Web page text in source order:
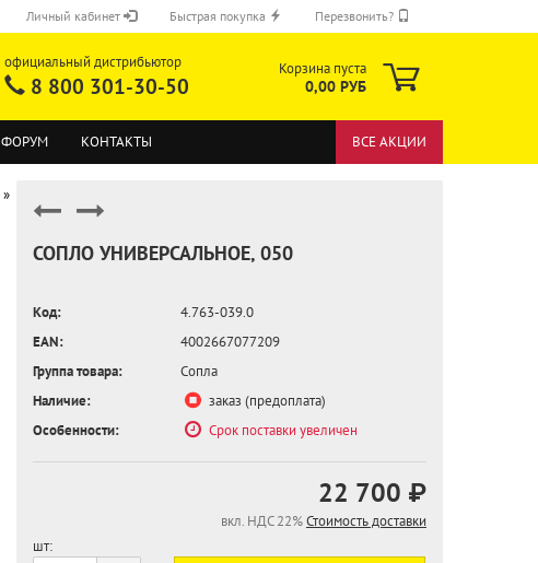
Личный кабинет Быстрая покупка Перезвонить?
официальный дистрибьютор
8 800 301-30-50
Корзина пуста
0,00 РУБ
ФОРУМ КОНТАКТЫ ВСЕ АКЦИИ
»
СОПЛО УНИВЕРСАЛЬНОЕ, 050
Код:
4.763-039.0
EAN:
4002667077209
Группа товара:
Сопла
Наличие:
заказ (предоплата)
Особенности:
Срок поставки увеличен
22 700 ₽
вкл. НДС 22%Стоимость доставки
шт: